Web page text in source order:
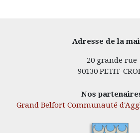
Adresse de la
20 grande rue
90130 PETIT-
Nos
Grand Belfort Communauté